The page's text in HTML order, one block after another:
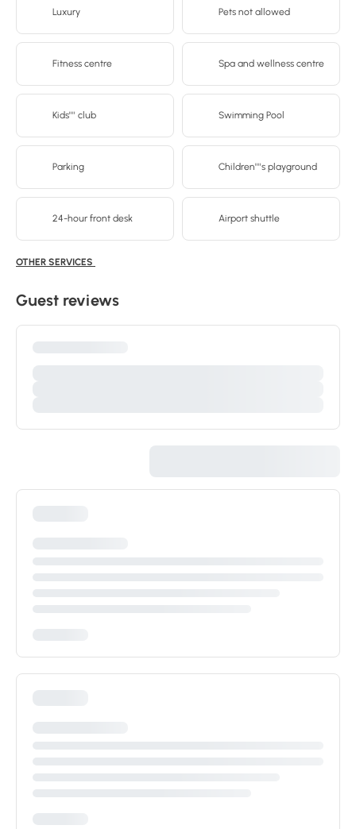
Luxury Pets not allowed
Fitness centre Spa and wellness centre
Kids'''' club Swimming Pool
Parking Children''''s playground
24-hour front desk Airport shuttle
OTHER SERVICES
Guest reviews